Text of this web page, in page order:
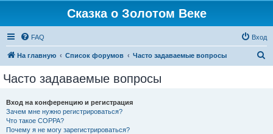
Сказка о Золотом Веке
FAQ Вход
На главную Список форумов Часто задаваемые вопросы
Часто задаваемые вопросы
Вход на конференцию и регистрация
Зачем мне нужно регистрироваться?
Что такое COPPA?
Почему я не могу зарегистрироваться?